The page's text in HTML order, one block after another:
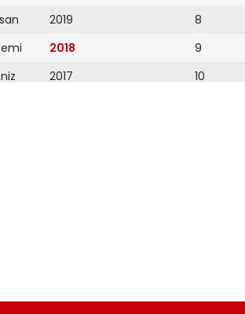
2019
2018
2017
2009
8
9
10